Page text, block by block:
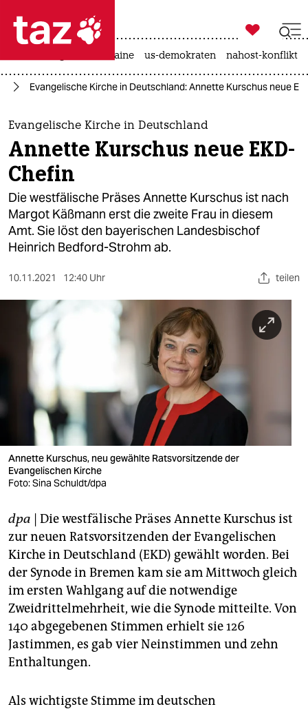
 taz zahl ich
taz zahl ich
themen
politik
öko
gesellschaft
kultur
sport
berlin
nord
wahrheit
verlag
verlag
veranstaltungen
shop
fragen & hilfe
unterstützen
abo
genossenschaft
epaper login

taz zahl ich
krieg in der ukraine us-demokraten nahost-konflikt
Evangelische Kirche in Deutschland: Annette Kurschus neue
Evangelische Kirche in Deutschland
Annette Kurschus neue EKD-
Chefin
Die westfälische Präses Annette Kurschus ist nach
Margot Käßmann erst die zweite Frau in diesem
Amt. Sie löst den bayerischen Landesbischof
Heinrich Bedford-Strohm ab.
10.11.2021 12:40 Uhr teilen
Annette Kurschus, neu gewählte Ratsvorsitzende der
Evangelischen Kirche
Foto: Sina Schuldt/dpa
dpa | Die westfälische Präses Annette Kurschus ist
zur neuen Ratsvorsitzenden der Evangelischen
Kirche in Deutschland (EKD) gewählt worden. Bei
der Synode in Bremen kam sie am Mittwoch gleich
im ersten Wahlgang auf die notwendige
Zweidrittelmehrheit, wie die Synode mitteilte. Von
140 abgegebenen Stimmen erhielt sie 126
Jastimmen, es gab vier Neinstimmen und zehn
Enthaltungen.
Als wichtigste Stimme im deutschen